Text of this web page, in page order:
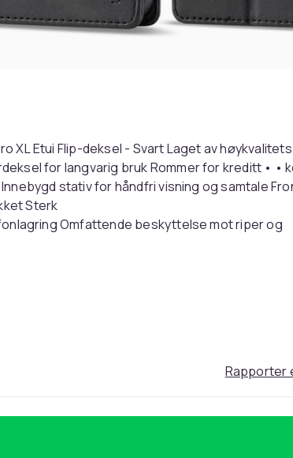
XL Etui Flip-deksel - Svart Laget av
for langvarig bruk Rommer for kreditt • •
stativ for håndfri visning og samtale
Sterk
Omfattende beskyttelse mot riper og
e421040e-76dd-5b37-
Rapporter